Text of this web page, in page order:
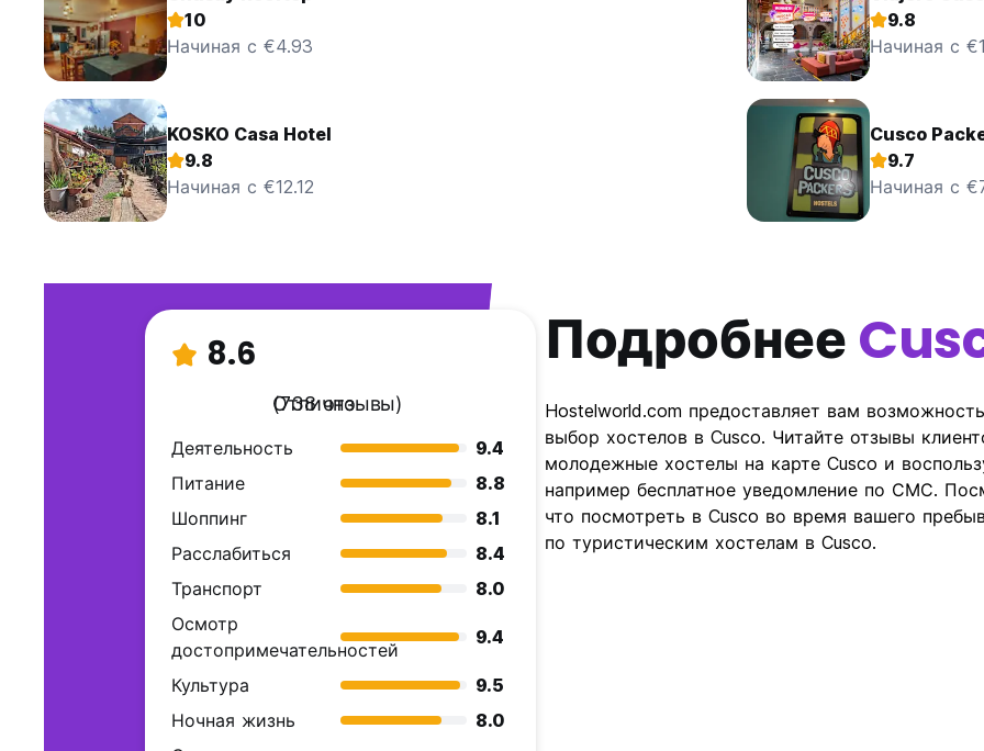
10
Начиная с €4.93
9.8
Начиная с
KOSKO Casa Hotel
9.8
Начиная с €12.12
Cusco
9.7
Начиная с
8.6
Отлично
(738 отзывы)
Деятельность
9.4
Питание
8.8
Шоппинг
8.1
Расслабиться
8.4
Транспорт
8.0
Осмотр
достопримечательностей
9.4
Культура
9.5
Ночная жизнь
8.0
Подробнее
Hostelworld.com предоставляет вам
выбор хостелов в Cusco. Читайте отзывы
молодежные хостелы на карте Cusco и
например бесплатное уведомление по СМС.
что посмотреть в Cusco во время вашего
по туристическим хостелам в Cusco.